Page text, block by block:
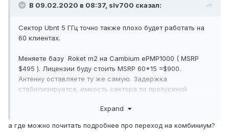
В 09.02.2020 в 08:37, slv700 сказал:
Сектор Ubnt 5 ГГц точно также плохо будет работать на
60 клиентах.
Меняете базу Roket m2 на Cambium ePMP1000 ( MSRP
$495 ). Лицензии буду стоить MSRP 60*15 =$900.
Антенну оставляете ту же самую. Задержка
стабилизируется, емкость сектора по пропускной
сможете увеличить с 3/5 Mbps на UBNT на 10/15/20 Mbps
Менее радикальное решение в рамках UBNT- дробить
Expand
а где можно почитать подробнее про переход на комбиниум?